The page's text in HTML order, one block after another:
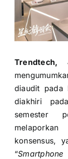
Trendtech,
diaudit pada
diakhiri
semester
konsensus,
“